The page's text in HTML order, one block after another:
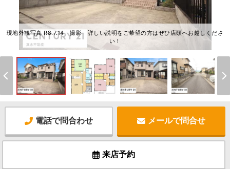
現地外観写真 R8.7.14 撮影 詳しい説明をご希望の方はぜひ店頭へお越しくださ
い！
電話で問合わせ メールで問合せ
来店予約